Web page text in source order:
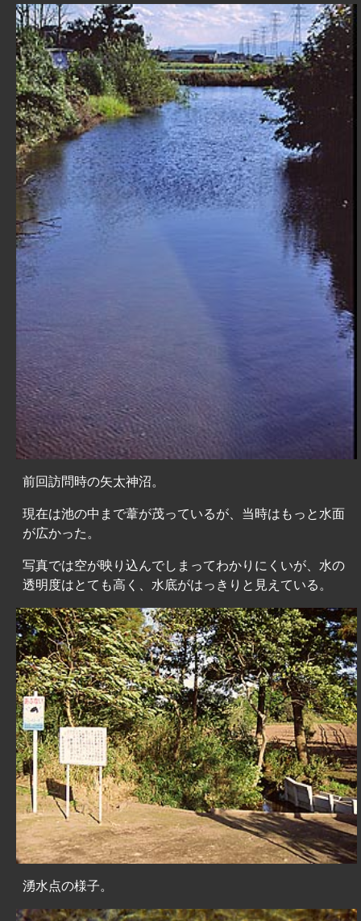
前回訪問時の矢太神沼。
現在は池の中まで葦が茂っているが、当時はもっと水面
が広かった。
写真では空が映り込んでしまってわかりにくいが、水の
透明度はとても高く、水底がはっきりと見えている。
湧水点の様子。